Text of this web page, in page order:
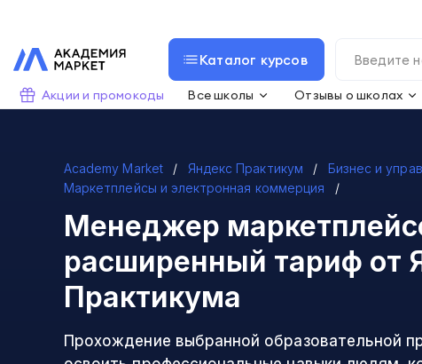
Каталог курсов
Акции и промокоды Все школы Отзывы о школах
Academy Market Яндекс Практикум
Бизнес и
Маркетплейсы и электронная коммерция
Менеджер
расширенный тариф от
Практикума
Прохождение выбранной образовательной